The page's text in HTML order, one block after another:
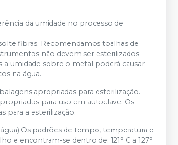
da umidade no processo de
fibras. Recomendamos toalhas de
não devem ser esterilizados
umidade sobre o metal poderá causar
na água.
apropriadas para esterilização.
para uso em autoclave. Os
para a esterilização.
padrões de tempo, temperatura e
e encontram-se dentro de: 121° C a 127°